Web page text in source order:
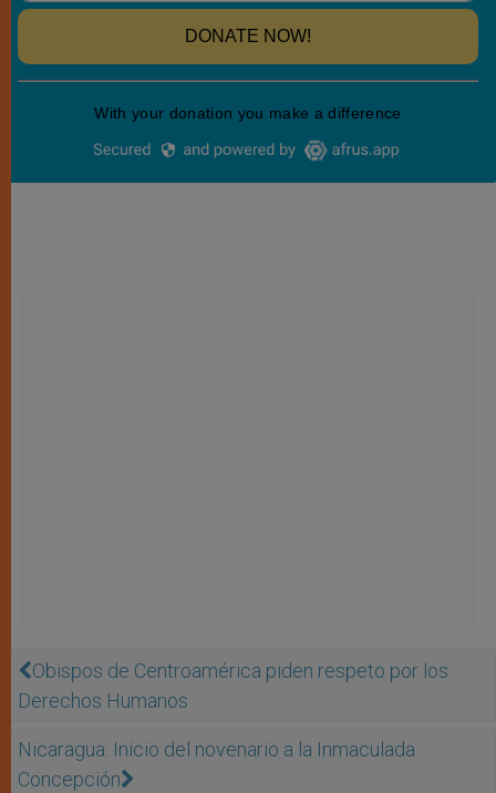
Obispos de Centroamérica piden respeto por los
Derechos Humanos
Nicaragua: Inicio del novenario a la Inmaculada
Concepción